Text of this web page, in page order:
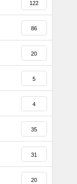
122
86
20
5
4
35
31
20